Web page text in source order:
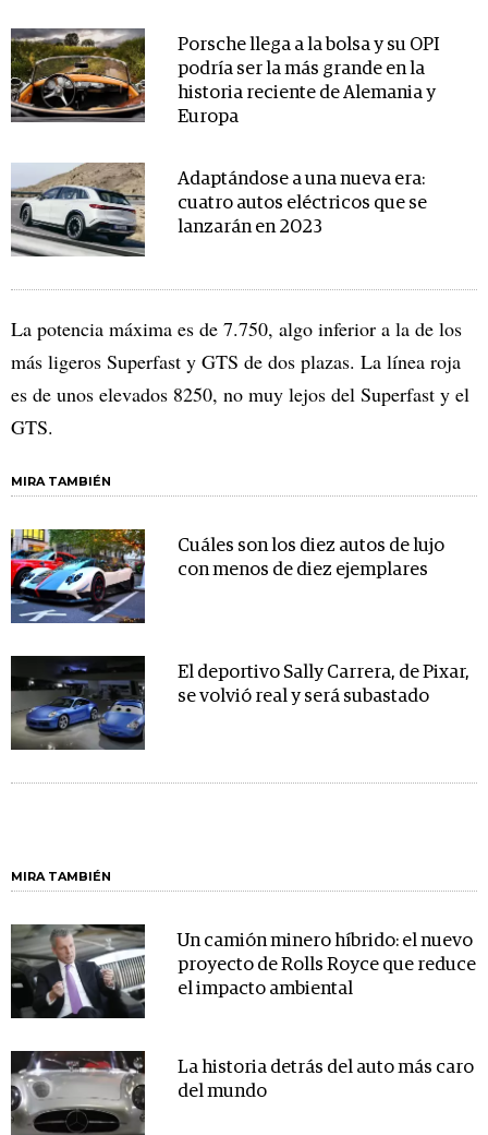
Porsche llega a la bolsa y su OPI
podría ser la más grande en la
historia reciente de Alemania y
Europa
Adaptándose a una nueva era:
cuatro autos eléctricos que se
lanzarán en 2023
La potencia máxima es de 7.750, algo inferior a la de los
más ligeros Superfast y GTS de dos plazas. La línea roja
es de unos elevados 8250, no muy lejos del Superfast y el
GTS.
MIRA TAMBIÉN
Cuáles son los diez autos de lujo
con menos de diez ejemplares
El deportivo Sally Carrera, de Pixar,
se volvió real y será subastado
MIRA TAMBIÉN
Un camión minero híbrido: el nuevo
proyecto de Rolls Royce que reduce
el impacto ambiental
La historia detrás del auto más caro
del mundo